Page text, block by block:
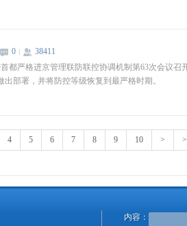
0
38411
都严格进京管理联防联控协调机制第63次会议
部署，并将防控等级恢复到最严格时期。
4 5 6 7 8 9 10 >
内容：